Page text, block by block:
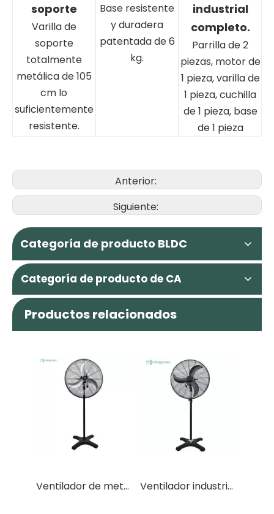
soporte
Varilla de
soporte
totalmente
metálica de 105
cm lo
suficientemente
resistente.
Base resistente
y duradera
patentada de 6
kg.
industrial
completo.
Parrilla de 2
piezas, motor de
1 pieza, varilla de
1 pieza, cuchilla
de 1 pieza, base
de 1 pieza
Anterior:
Siguiente:
Categoría de producto BLDC
Categoría de producto de CA
Productos relacionados
Ventilador de metal industrial de gran tamaño con motor de aire negro y plateado al mejor precio Ventilador industrial ahorrador de energía de alta presión para uso en almacén de 20 26 30 pulgadas